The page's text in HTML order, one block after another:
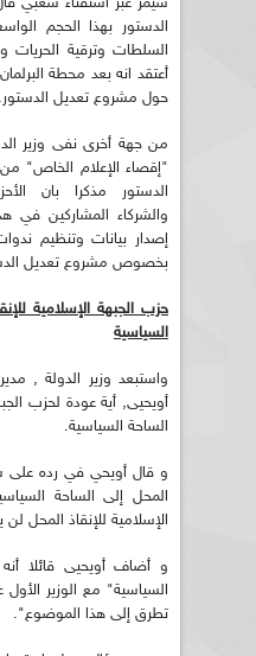
الدستور بهذا الحجم
السلطات وترقية الحريات
أعتقد انه بعد محطة
حول مشروع تعديل الدستور.
من جهة أخرى نفى وزير
"إقصاء الإعلام الخاص"
الدستور مذكرا بان
والشركاء المشاركين في
إصدار بيانات وتنظيم
بخصوص مشروع تعديل
حزب الجبهة الإسلامية
السياسية
واستبعد وزير الدولة ,
أويحيى, أية عودة لحزب
الساحة السياسية.
و قال أويحي في رده على
المحل إلى الساحة
الإسلامية للإنقاذ المحل
و أضاف أويحيى قائلا
السياسية" مع الوزير
تطرق إلى هذا الموضوع".